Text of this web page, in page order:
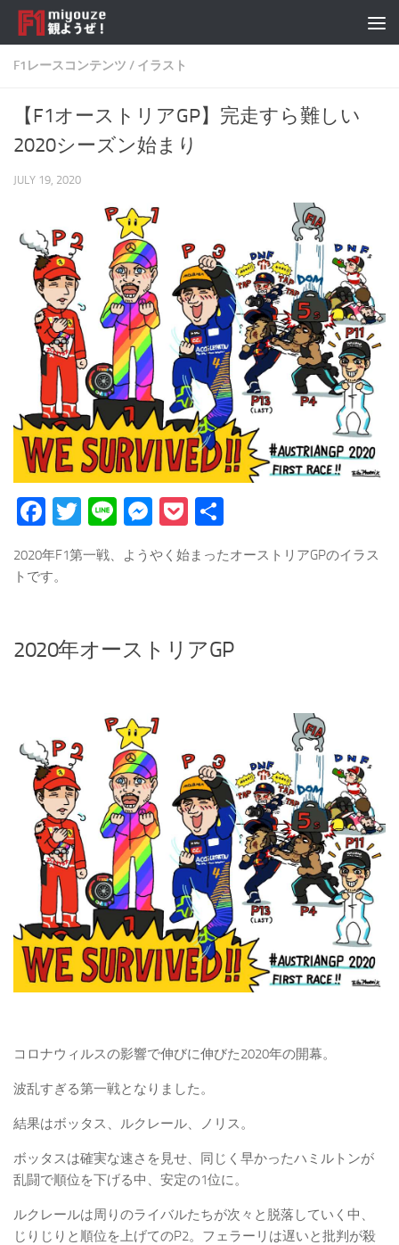
Skip to content
F1レースコンテンツ / イラスト
【F1オーストリアGP】完走すら難しい
2020シーズン始まり
JULY 19, 2020
Facebook
Twitter
LineMessenger
Pocket
2020年F1第一戦、ようやく始まったオーストリアGPのイラス
トです。
2020年オーストリアGP
コロナウィルスの影響で伸びに伸びた2020年の開幕。
波乱すぎる第一戦となりました。
結果はボッタス、ルクレール、ノリス。
ボッタスは確実な速さを見せ、同じく早かったハミルトンが
乱闘で順位を下げる中、安定の1位に。
ルクレールは周りのライバルたちが次々と脱落していく中、
じりじりと順位を上げてのP2。フェラーリは遅いと批判が殺